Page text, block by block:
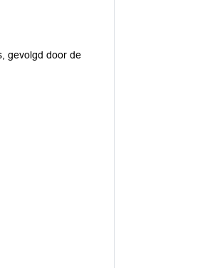
gevolgd door de